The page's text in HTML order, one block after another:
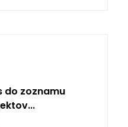
do zoznamu